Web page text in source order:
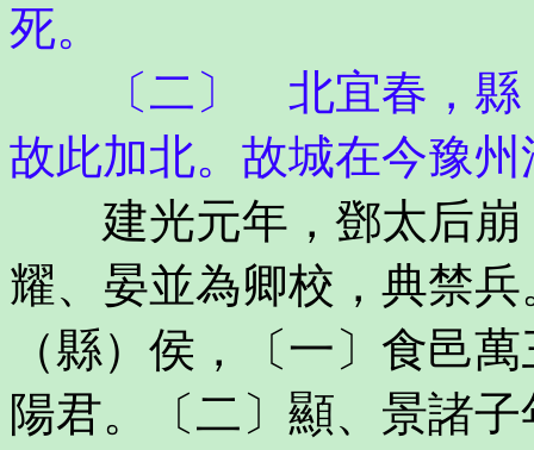
死。
〔二〕 北宜春，縣，
故此加北。故城在今豫
建光元年，鄧太后崩
耀、晏並為卿校，典禁
（縣）侯，〔一〕食邑
陽君。〔二〕顯、景諸